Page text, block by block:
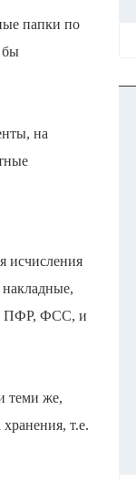
папки по
бы
на
исчисления
в ПФР, ФСС, и
теми же,
т.е.